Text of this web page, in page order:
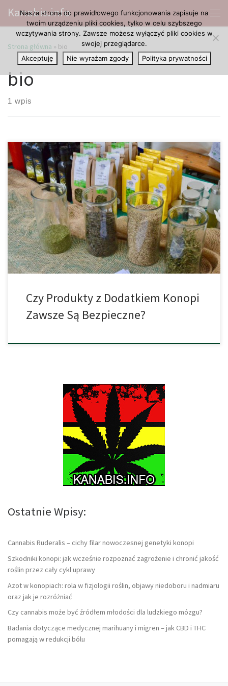
Przejdź do treści
Kanabis.info
Strona główna » bio
bio
1 wpis
Produkty konopne stają się coraz bardziej popularne. Ostatnio
wiele sklepów oraz drogerii zaobserwowało, że
zapotrzebowanie klientów na produkty zawierające konopie lub
nasiona konopi stale rośnie. Nie podaje się dokładnych danych
dotyczących sprzedaży osiągniętej dzięki tym produktom ani ich
udziału w całości asortymentu. Jednak obecnie są one dobrze
ugruntowane i bardzo […]
Czy Produkty z Dodatkiem Konopi
Zawsze Są Bezpieczne?
Ostatnie Wpisy:
Cannabis Ruderalis – cichy filar nowoczesnej genetyki konopi
Szkodniki konopi: jak wcześnie rozpoznać zagrożenie i chronić jakość
roślin przez cały cykl uprawy
Azot w konopiach: rola w fizjologii roślin, objawy niedoboru i nadmiaru
oraz jak je rozróżniać
Czy cannabis może być źródłem młodości dla ludzkiego mózgu?
Badania dotyczące medycznej marihuany i migren – jak CBD i THC
pomagają w redukcji bólu
Nasza strona do prawidłowego funkcjonowania zapisuje na
twoim urządzeniu pliki cookies, tylko w celu szybszego
wczytywania strony. Zawsze możesz wyłączyć pliki cookies w
swojej przeglądarce.
Akceptuję
Nie wyrażam zgody Polityka prywatności